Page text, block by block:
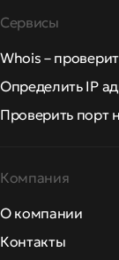
Сервисы
Whois –
Определить IP
Проверить порт
Компания
О компании
Контакты